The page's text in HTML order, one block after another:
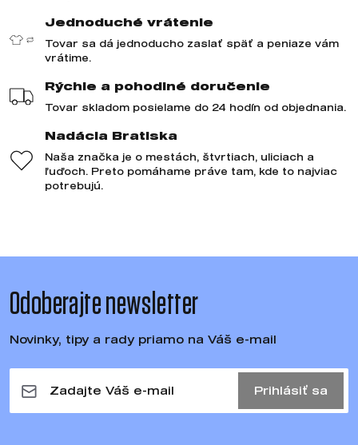
Jednoduché vrátenie
Tovar sa dá jednoducho zaslať späť a peniaze vám
vrátime.
Rýchle a pohodlné doručenie
Tovar skladom posielame do 24 hodín od objednania.
Nadácia Bratiska
Naša značka je o mestách, štvrtiach, uliciach a
ľuďoch. Preto pomáhame práve tam, kde to najviac
potrebujú.
Odoberajte newsletter
Novinky, tipy a rady priamo na Váš e-mail
Prihlásiť sa